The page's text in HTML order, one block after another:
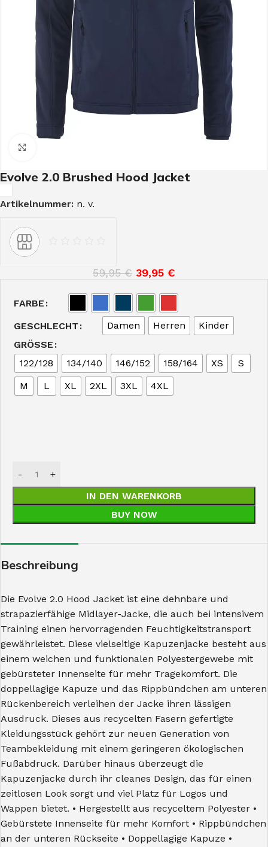
Evolve 2.0 Brushed Hood Jacket
Artikelnummer: n. v.
59,95€ 39,95 €
FARBE
GESCHLECHT
Damen Herren
Kinder
GRÖSSE
122/128
134/140 146/152 158/164 XS
S
M
L XL 2XL 3XL 4XL
IN DEN WARENKORB
BUY NOW
Beschreibung
Die Evolve 2.0 Hood Jacket ist eine dehnbare und
strapazierfähige Midlayer-Jacke, die auch bei intensivem
Training einen hervorragenden Feuchtigkeitstransport
gewährleistet. Diese vielseitige Kapuzenjacke besteht aus
einem weichen und funktionalen Polyestergewebe mit
gebürsteter Innenseite für mehr Tragekomfort. Die
doppellagige Kapuze und das Rippbündchen am unteren
Rückenbereich verleihen der Jacke ihren lässigen
Ausdruck. Dieses aus recycelten Fasern gefertigte
Kleidungsstück gehört zur neuen Generation von
Teambekleidung mit einem geringeren ökologischen
Fußabdruck. Darüber hinaus überzeugt die
Kapuzenjacke durch ihr cleanes Design, das für einen
zeitlosen Look sorgt und viel Platz für Logos und
Wappen bietet. • Hergestellt aus recyceltem Polyester •
Gebürstete Innenseite für mehr Komfort • Rippbündchen
an der unteren Rückseite • Doppellagige Kapuze •